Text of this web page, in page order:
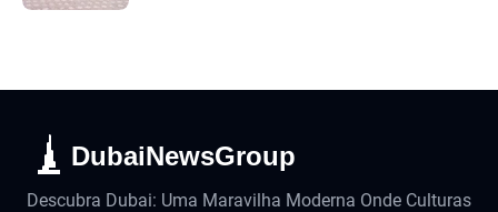
DubaiNewsGroup
Descubra Dubai: Uma Maravilha Moderna Onde Culturas